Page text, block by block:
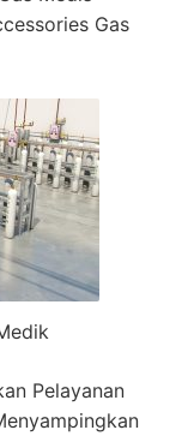
Gas
Pelayanan